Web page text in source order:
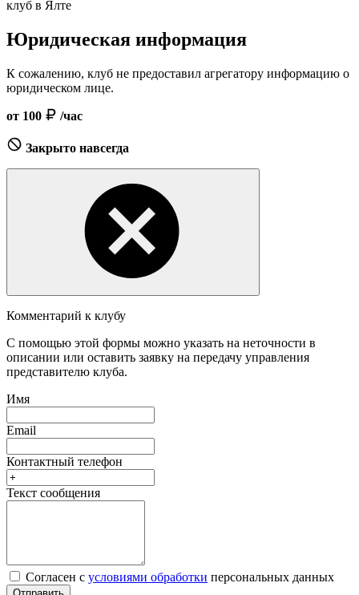
клуб в Ялте
Юридическая информация
К сожалению, клуб не предоставил агрегатору информацию о
юридическом лице.
от 100 /час
Закрыто навсегда
Комментарий к клубу
С помощью этой формы можно указать на неточности в
описании или оставить заявку на передачу управления
представителю клуба.
Имя
Email
Контактный телефон
Текст сообщения
Согласен с условиями обработки персональных данных